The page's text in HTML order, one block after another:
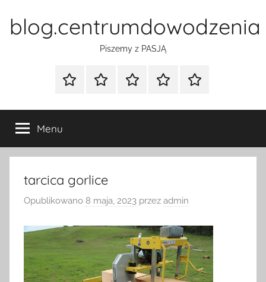
blog.centrumdowodzenia
Piszemy z PASJĄ
Strona
PolitykaWpisy
SEO
Instagram
Menu
tarcica gorlice
Opublikowano 8 maja, 2023 przez admin